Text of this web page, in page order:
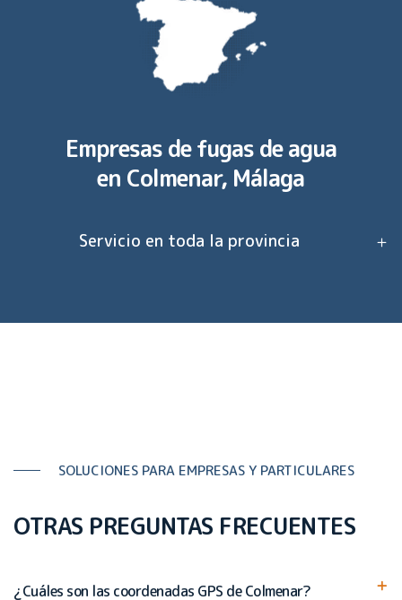
Empresas de fugas de agua
en Colmenar, Málaga
Servicio en toda la provincia
SOLUCIONES PARA EMPRESAS Y PARTICULARES
OTRAS PREGUNTAS FRECUENTES
¿Cuáles son las coordenadas GPS de Colmenar?